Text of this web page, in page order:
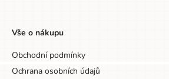
Šířka
Šířka obalu
Vše o nákupu
Obchodní podmínky
Ochrana osobních údajů